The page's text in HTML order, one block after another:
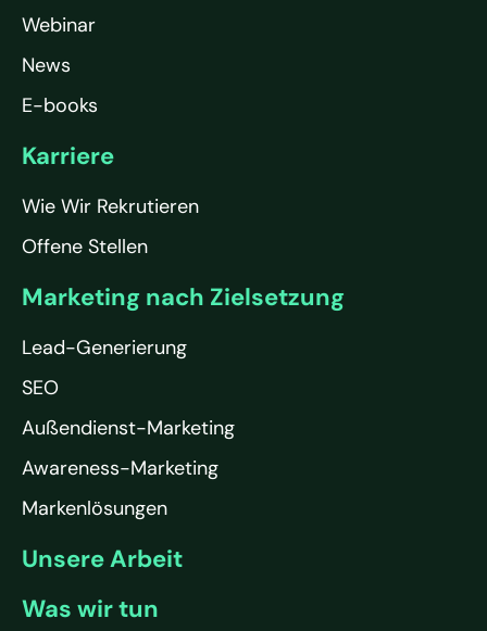
Webinar
News
E-books
Karriere
Wie Wir Rekrutieren
Offene Stellen
Marketing nach Zielsetzung
Lead-Generierung
SEO
Außendienst-Marketing
Awareness-Marketing
Markenlösungen
Unsere Arbeit
Was wir tun